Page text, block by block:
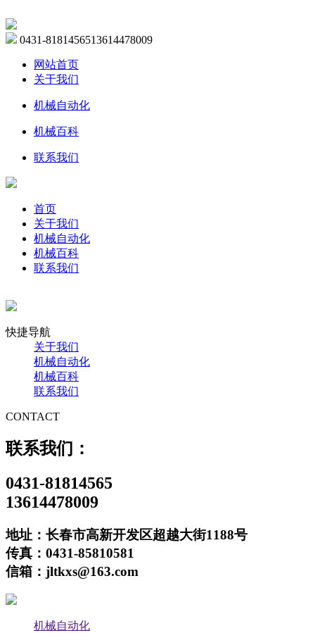
0431-8181456513614478009
网站首页
关于我们
机械自动化
机械百科
联系我们
首页
关于我们
机械自动化
机械百科
联系我们
快捷导航
关于我们
机械自动化
机械百科
联系我们
CONTACT
联系我们：
0431-81814565
13614478009
地址：长春市高新开发区超越大街1188号
传真：0431-85810581
信箱：jltkxs@163.com
机械自动化